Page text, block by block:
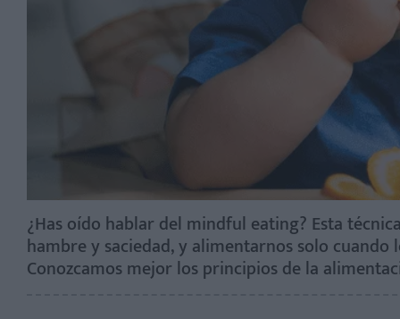
¿Has oído hablar del mindful eating? Esta
hambre y saciedad, y alimentarnos solo
Conozcamos mejor los principios de la